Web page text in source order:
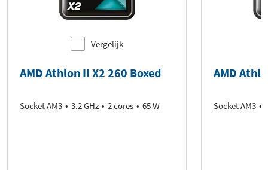
Vergelijk
AMD Athlon II X2 260 Boxed
Socket AM3 3.2 GHz 2 cores 65 W
AMD
Socket AM3